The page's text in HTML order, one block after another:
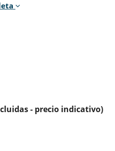
has 2 twin beds configurable as a
This bedroom includes also
has 1 double bed. Bathroom
1 double bed. Bathroom ensuite.
single bed. Bathroom ensuite.
- precio indicativo)